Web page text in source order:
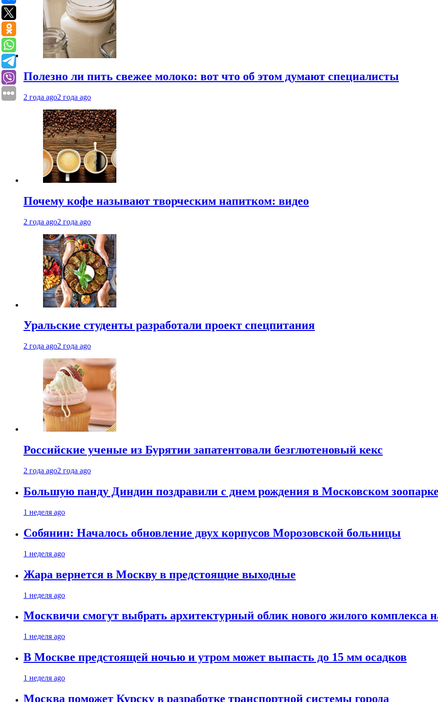
Полезно ли пить свежее молоко: вот что об этом думают специалисты
2 года ago2 года ago
Почему кофе называют творческим напитком: видео
2 года ago2 года ago
Уральские студенты разработали проект спецпитания
2 года ago2 года ago
Российские ученые из Бурятии запатентовали безглютеновый кекс
2 года ago2 года ago
Большую панду Диндин поздравили с днем рождения в Московском зоопарке
1 неделя ago
Собянин: Началось обновление двух корпусов Морозовской больницы
1 неделя ago
Жара вернется в Москву в предстоящие выходные
1 неделя ago
Москвичи смогут выбрать архитектурный облик нового жилого комплекса
1 неделя ago
В Москве предстоящей ночью и утром может выпасть до 15 мм осадков
1 неделя ago
Москва поможет Курску в разработке транспортной системы города